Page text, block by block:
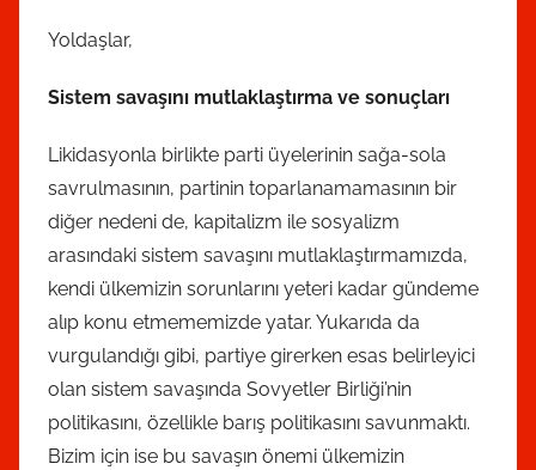
Yoldaşlar,
Sistem savaşını mutlaklaştırma ve sonuçları
Likidasyonla birlikte parti üyelerinin sağa-sola
savrulmasının, partinin toparlanamamasının bir
diğer nedeni de, kapitalizm ile sosyalizm
arasındaki sistem savaşını mutlaklaştırmamızda,
kendi ülkemizin sorunlarını yeteri kadar gündeme
alıp konu etmememizde yatar. Yukarıda da
vurgulandığı gibi, partiye girerken esas belirleyici
olan sistem savaşında Sovyetler Birliği’nin
politikasını, özellikle barış politikasını savunmaktı.
Bizim için ise bu savaşın önemi ülkemizin